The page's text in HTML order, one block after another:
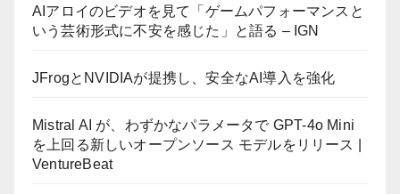
AIアロイのビデオを見て「ゲームパフォーマンスと
いう芸術形式に不安を感じた」と語る – IGN
JFrogとNVIDIAが提携し、安全なAI導入を強化
Mistral AI が、わずかなパラメータで GPT-4o Mini
を上回る新しいオープンソース モデルをリリース |
VentureBeat